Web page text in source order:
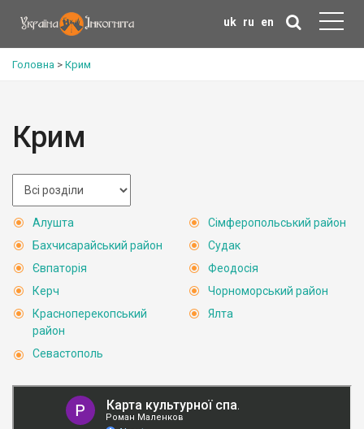
uk ru en
Головна > Крим
Крим
Алушта
Бахчисарайський район
Євпаторія
Керч
Красноперекопський
район
Севастополь
Сімферопольський район
Судак
Феодосія
Чорноморський район
Ялта